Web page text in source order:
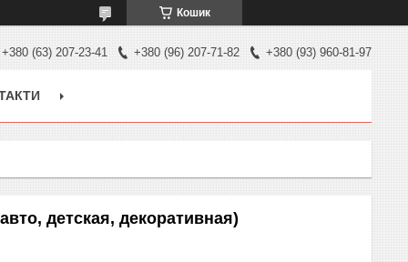
Кошик
+380 (63) 207-23-41 +380 (96) 207-71-82 +380 (93) 960-81-97
детская, декоративная)